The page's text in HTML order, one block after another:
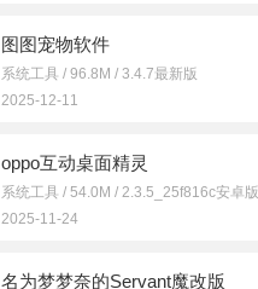
图图宠物软件
系统工具 / 96.8M / 3.4.7最新版
2025-12-11
oppo互动桌面精灵
系统工具 / 54.0M / 2.3.5_25f816c安卓版
2025-11-24
名为梦梦奈的Servant魔改版